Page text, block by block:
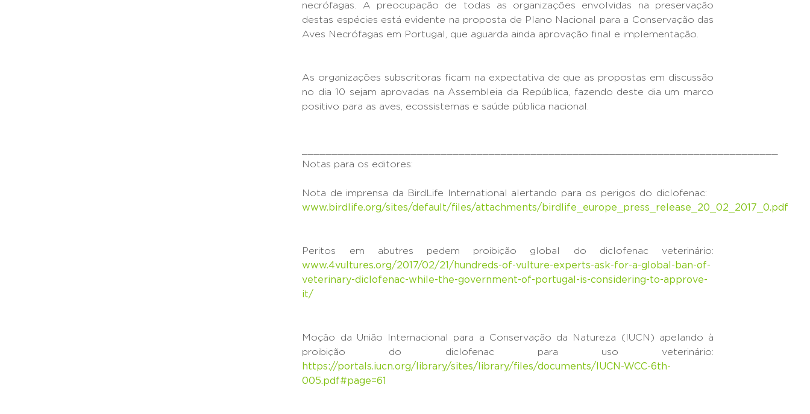
necrófagas. A preocupação de todas as organizações envolvidas na preservação
destas espécies está evidente na proposta de Plano Nacional para a Conservação das
Aves Necrófagas em Portugal, que aguarda ainda aprovação final e implementação.
As organizações subscritoras ficam na expectativa de que as propostas em discussão
no dia 10 sejam aprovadas na Assembleia da República, fazendo deste dia um marco
positivo para as aves, ecossistemas e saúde pública nacional.
Notas para os editores:
Nota de imprensa da BirdLife International alertando para os perigos do diclofenac:
www.birdlife.org/sites/default/files/attachments/birdlife_europe_press_release_20_02_2017_0.pdf
Peritos em abutres pedem proibição global do diclofenac veterinário:
www.4vultures.org/2017/02/21/hundreds-of-vulture-experts-ask-for-a-global-ban-of-
veterinary-diclofenac-while-the-government-of-portugal-is-considering-to-approve-
it/
Moção da União Internacional para a Conservação da Natureza (IUCN) apelando à
proibição do diclofenac para uso veterinário:
https://portals.iucn.org/library/sites/library/files/documents/IUCN-WCC-6th-
005.pdf#page=61